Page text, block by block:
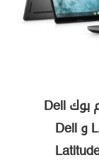
بوك
Dell
و
Dell